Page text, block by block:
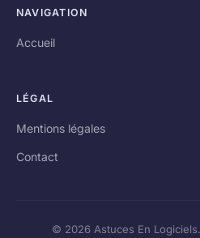
NAVIGATION
Accueil
LÉGAL
Mentions légales
Contact
© 2026 Astuces En